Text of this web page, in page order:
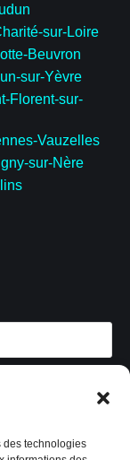
des technologies
sur-Loire
Beuvron
sur-Yèvre
Florent-sur-
Vauzelles
sur-Nère